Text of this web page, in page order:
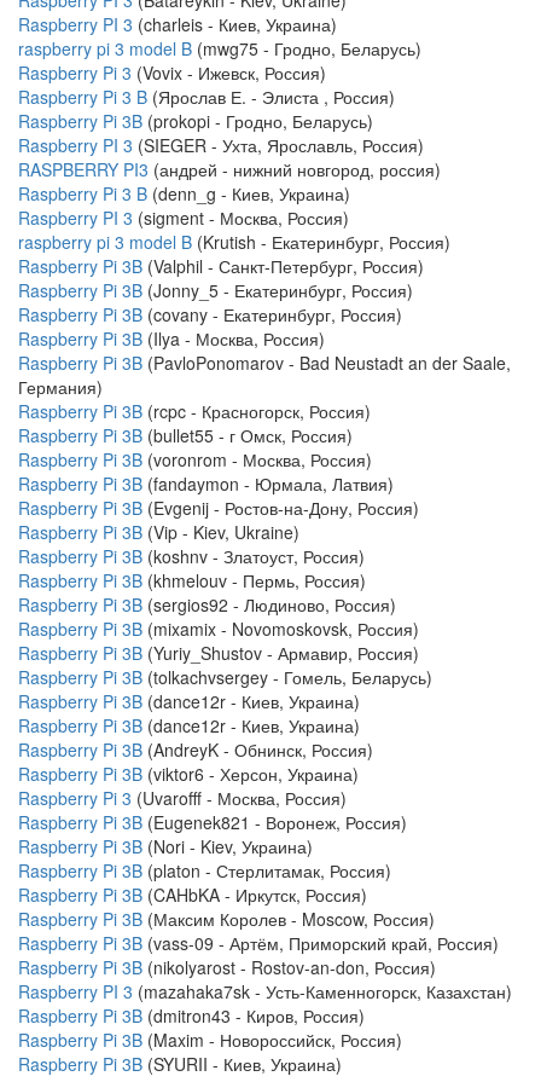
Raspberry PI 3 (charleis - Киев, Украина)
raspberry pi 3 model B (mwg75 - Гродно, Беларусь)
Raspberry Pi 3 (Vovix - Ижевск, Россия)
Raspberry Pi 3 B (Ярослав Е. - Элиста , Россия)
Raspberry Pi 3B (prokopi - Гродно, Беларусь)
Raspberry PI 3 (SIEGER - Ухта, Ярославль, Россия)
RASPBERRY PI3 (андрей - нижний новгород, россия)
Raspberry Pi 3 B (denn_g - Киев, Украина)
Raspberry PI 3 (sigment - Москва, Россия)
raspberry pi 3 model B (Krutish - Екатеринбург, Россия)
Raspberry Pi 3B (Valphil - Санкт-Петербург, Россия)
Raspberry Pi 3B (Jonny_5 - Екатеринбург, Россия)
Raspberry Pi 3B (covany - Екатеринбург, Россия)
Raspberry Pi 3B (Ilya - Москва, Россия)
Raspberry Pi 3B (PavloPonomarov - Bad Neustadt an der Saale,
Германия)
Raspberry Pi 3B (rcpc - Красногорск, Россия)
Raspberry Pi 3B (bullet55 - г Омск, Россия)
Raspberry Pi 3B (voronrom - Москва, Россия)
Raspberry Pi 3B (fandaymon - Юрмала, Латвия)
Raspberry Pi 3B (Evgenij - Ростов-на-Дону, Россия)
Raspberry Pi 3B (Vip - Kiev, Ukraine)
Raspberry Pi 3B (koshnv - Златоуст, Россия)
Raspberry Pi 3B (khmelouv - Пермь, Россия)
Raspberry Pi 3B (sergios92 - Людиново, Россия)
Raspberry Pi 3B (mixamix - Novomoskovsk, Россия)
Raspberry Pi 3B (Yuriy_Shustov - Армавир, Россия)
Raspberry Pi 3B (tolkachvsergey - Гомель, Беларусь)
Raspberry Pi 3B (dance12r - Киев, Украина)
Raspberry Pi 3B (dance12r - Киев, Украина)
Raspberry Pi 3B (AndreyK - Обнинск, Россия)
Raspberry Pi 3B (viktor6 - Херсон, Украина)
Raspberry Pi 3 (Uvarofff - Москва, Россия)
Raspberry Pi 3B (Eugenek821 - Воронеж, Россия)
Raspberry Pi 3B (Nori - Kiev, Украина)
Raspberry Pi 3B (platon - Стерлитамак, Россия)
Raspberry Pi 3B (CAHbKA - Иркутск, Россия)
Raspberry Pi 3B (Максим Королев - Moscow, Россия)
Raspberry Pi 3B (vass-09 - Артём, Приморский край, Россия)
Raspberry Pi 3B (nikolyarost - Rostov-an-don, Россия)
Raspberry PI 3 (mazahaka7sk - Усть-Каменногорск, Казахстан)
Raspberry Pi 3B (dmitron43 - Киров, Россия)
Raspberry Pi 3B (Maxim - Новороссийск, Россия)
Raspberry Pi 3B (SYURII - Киев, Украина)